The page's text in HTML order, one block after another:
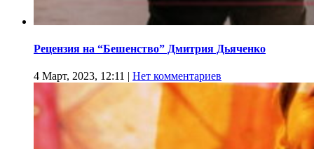
Рецензия на “Бешенство” Дмитрия Дьяченко
4 Март, 2023, 12:11 | Нет комментариев